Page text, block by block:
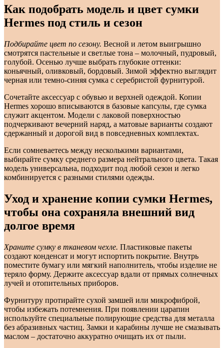
Как подобрать модель и цвет сумки
Hermes под стиль и сезон
Подбирайте цвет по сезону. Весной и летом выигрышно
смотрятся пастельные и светлые тона – молочный, пудровый,
голубой. Осенью лучше выбрать глубокие оттенки:
коньячный, оливковый, бордовый. Зимой эффектно выглядит
черная или темно-синяя сумка с серебристой фурнитурой.
Сочетайте аксессуар с обувью и верхней одеждой. Копии
Hermes хорошо вписываются в базовые капсулы, где сумка
служит акцентом. Модели с лаковой поверхностью
подчеркивают вечерний наряд, а матовые варианты создают
сдержанный и дорогой вид в повседневных комплектах.
Если сомневаетесь между несколькими вариантами,
выбирайте сумку среднего размера нейтрального цвета. Такая
модель универсальна, подходит под любой сезон и легко
комбинируется с разными стилями одежды.
Уход и хранение копии сумки Hermes,
чтобы она сохраняла внешний вид
долгое время
Храните сумку в тканевом чехле. Пластиковые пакеты
создают конденсат и могут испортить покрытие. Внутрь
поместите бумагу или мягкий наполнитель, чтобы изделие не
теряло форму. Держите аксессуар вдали от прямых солнечных
лучей и отопительных приборов.
Фурнитуру протирайте сухой замшей или микрофиброй,
чтобы избежать потемнения. При появлении царапин
используйте специальные полирующие средства для металла
без абразивных частиц. Замки и карабины лучше не смазывать
маслом – достаточно аккуратно очищать их от пыли.